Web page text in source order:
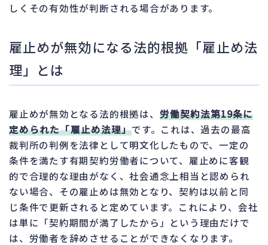
しくその有効性が判断される場合があります。
雇止めが無効になる法的根拠「雇止め法
理」とは
雇止めが無効となる法的根拠は、 労働契約法第19条に
定められた「雇止め法理」です。これは、過去の最高
裁判所の判例を法律として明文化したもので、一定の
条件を満たす有期契約労働者について、雇止めに客観
的で合理的な理由がなく、社会通念上相当と認められ
ない場合、その雇止めは無効となり、契約は以前と同
じ条件で更新されると定めています。これにより、会社
は単に「契約期間が満了したから」という理由だけで
は、労働者を辞めさせることができなくなります。